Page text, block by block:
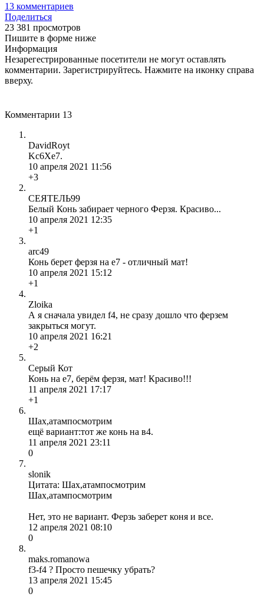
13 комментариев
Поделиться
23 381 просмотров
Пишите в форме ниже
Информация
Незарегестрированные посетители не могут оставлять
комментарии. Зарегистрируйтесь. Нажмите на иконку справа
вверху.
Комментарии 13
DavidRoyt
Kc6Xe7.
10 апреля 2021 11:56
+3
СЕЯТЕЛЬ99
Белый Конь забирает черного Ферзя. Красиво...
10 апреля 2021 12:35
+1
arc49
Конь берет ферзя на e7 - отличный мат!
10 апреля 2021 15:12
+1
Zloika
А я сначала увидел f4, не сразу дошло что ферзем
закрыться могут.
10 апреля 2021 16:21
+2
Серый Кот
Конь на е7, берём ферзя, мат! Красиво!!!
11 апреля 2021 17:17
+1
Шах,атампосмотрим
ещё вариант:тот же конь на в4.
11 апреля 2021 23:11
0
slonik
Цитата: Шах,атампосмотрим
Шах,атампосмотрим
Нет, это не вариант. Ферзь заберет коня и все.
12 апреля 2021 08:10
0
maks.romanowa
f3-f4 ? Просто пешечку убрать?
13 апреля 2021 15:45
0